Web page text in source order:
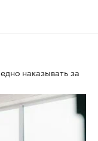
наказывать за